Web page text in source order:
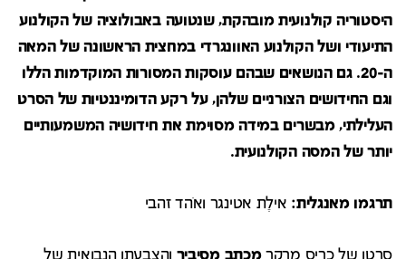
היסטוריה קולנועית מובהקת, שנטועה באבולוציה של הקולנוע
התיעודי ושל הקולנוע האוונגרדי במחצית הראשונה של המאה
ה-20. גם הנושאים שבהם עוסקות המסורות המוקדמות הללו
וגם החידושים הצורניים שלהן, על רקע הדומיננטיות של הסרט
העלילתי, מבשרים במידה מסוימת את חידושיה המשמעותיים
יותר של המסה הקולנועית.
תרגמו מאנגלית: אילֶת אטינגר ואֹהד זהבי
סרטו של כריס מרקרמכתב מסיביר והצבעתו הנבואית של